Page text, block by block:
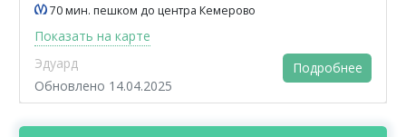
70 мин. пешком до центра Кемерово
Показать на карте
Эдуард
Обновлено 14.04.2025
Подробнее